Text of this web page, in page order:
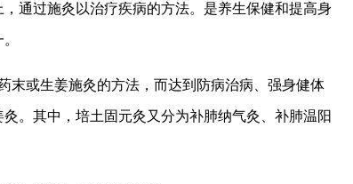
通过施灸以治疗疾病的方法。是养生保健和提高身
末或生姜施灸的方法，而达到防病治病、强身健体
。其中，培土固元灸又分为补肺纳气灸、补肺温阳